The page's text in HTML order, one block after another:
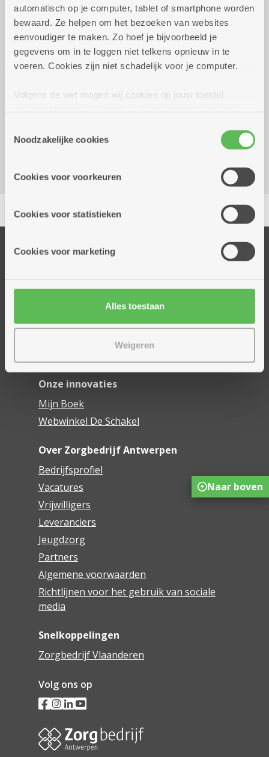
automatisch op je computer, tablet of smartphone worden
bewaard. Ze helpen om het bezoeken van websites
eenvoudiger te maken. Zo hoef je bijvoorbeeld je
gegevens om in te loggen niet telkens opnieuw in te
voeren. Cookies zijn niet schadelijk voor je computer.
Volgens de wet mogen wij cookies op jouw toestel
cookies hebben we jouw toestemming nodig. Sommige
cookies worden geplaatst door derde partijen die een
informatie over jouw (geanonimiseerd) gebruik van onze
partners kunnen deze gegevens combineren met andere
Noodzakelijke cookies
Cookies voor voorkeuren
Cookies voor statistieken
Cookies voor marketing
Alles toestaan
Weigeren
dinsdag 25 augustus
2026
14.00 uur tot 15.30
uur
Gratis
Geestenspoor 73
Onze diensten
Dienstencentra
Assistentiewoningen
Woonzorgcentra
Onze innovaties
Mijn Boek
Webwinkel De Schakel
Over Zorgbedrijf Antwerpen
Bedrijfsprofiel
Vacatures
Vrijwilligers
Leveranciers
Jeugdzorg
Partners
Algemene voorwaarden
Richtlijnen voor het gebruik van sociale
media
Snelkoppelingen
Zorgbedrijf Vlaanderen
Volg ons op
Naar boven